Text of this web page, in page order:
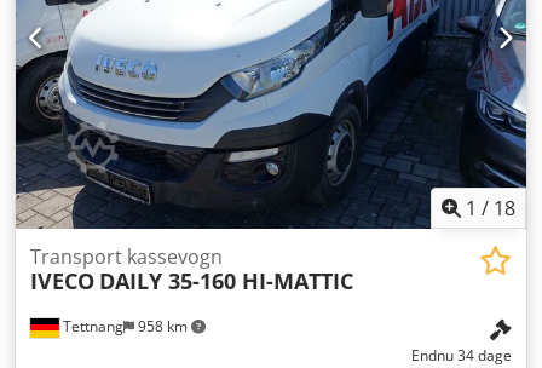
manuel gearkasse * 3 siddepladser * Klimaanlæg *
Surringsøjer * Skydedør, højre side * Bagdøre * Trinbræt
bag * Akselafstand: 3.625 mm * L x B x H: 3.560 x 1.800 x
1.900 mm * Tysk køretøj WhatsApp: Med forbehold for fejl
og mellemsalg!! Salget sker uden nogen form for garanti!! -
Vi taler russisk - Vi taler engelsk - Vi taler polsk
Crsdjznpkljpfx Ahmof - ????? ????? - Vi taler spansk
1 / 18
Tettnang 958 km
Transport kassevogn
IVECO DAILY 35-160 HI-MATTIC
Endnu 34 dage